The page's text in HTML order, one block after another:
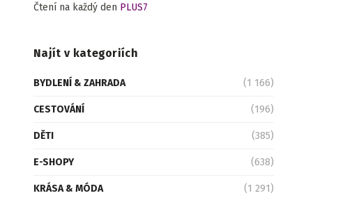
Čtení na každý den PLUS7
Najít v kategoriích
BYDLENÍ & ZAHRADA (1 166)
CESTOVÁNÍ (196)
DĚTI (385)
E-SHOPY (638)
KRÁSA & MÓDA (1 291)